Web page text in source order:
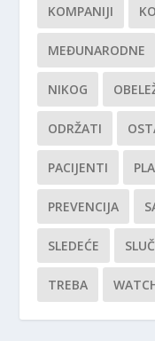
KOMPANIJI
MEĐUNARODNE
NIKOG
ODRŽATI
PACIJENTI
PREVENCIJA
SLEDEĆE
TREBA